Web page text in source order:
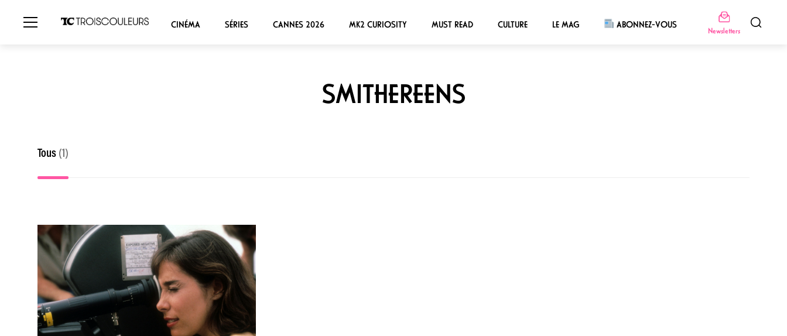
CINÉMA SÉRIES CANNES 2026 MK2 CURIOSITY MUST READ CULTURE LE MAG ABONNEZ-VOUS
Newsletters
SMITHEREENS
Tous (1)